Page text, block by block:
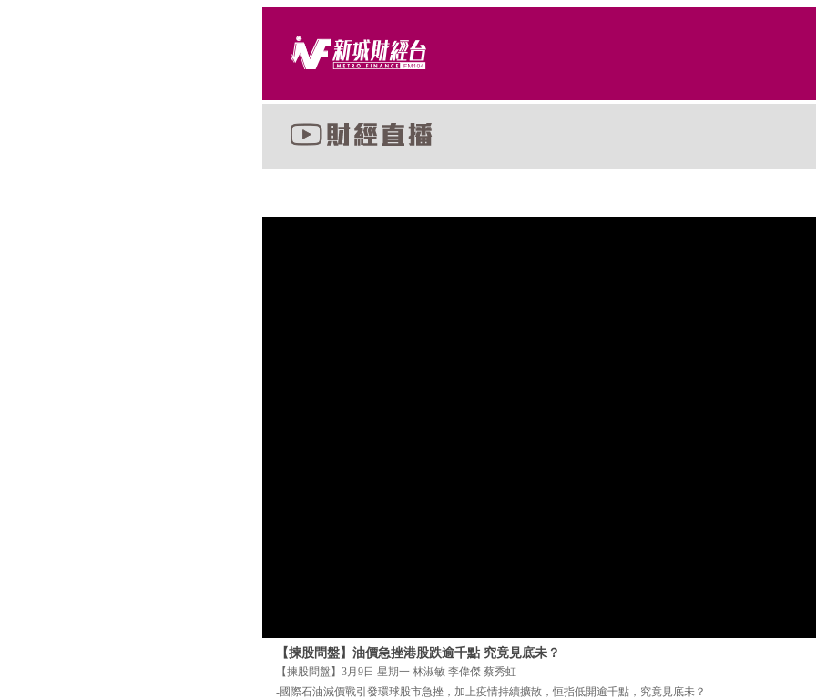
【揀股問盤】油價急挫港股跌逾千點 究竟見底未？
【揀股問盤】3月9日 星期一 林淑敏 李偉傑 蔡秀虹
-國際石油減價戰引發環球股市急挫，加上疫情持續擴散，恒指低開逾千點，究竟見底未？